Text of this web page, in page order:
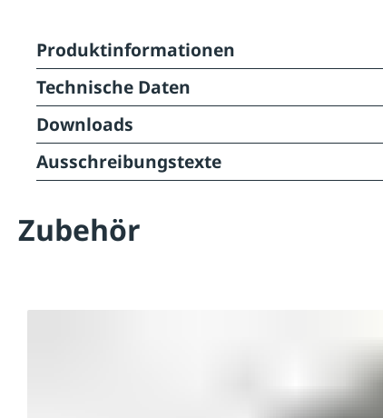
Produktinformationen
Technische Daten
Downloads
Ausschreibungstexte
Zubehör